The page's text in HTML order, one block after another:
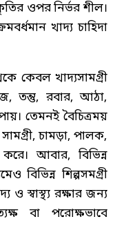
ওপর নির্ভর শীল।
খাদ্য চাহিদা
কেবল খাদ্যসামগ্রী
তন্তু, রবার, আঠা,
তেমনই বৈচিত্রময়
সামগ্রী, চামড়া, পালক,
আবার, বিভিন্ন
বিভিন্ন শিল্পসমগ্রী
স্বাস্থ্য রক্ষার জন্য
বা পরোক্ষভাবে